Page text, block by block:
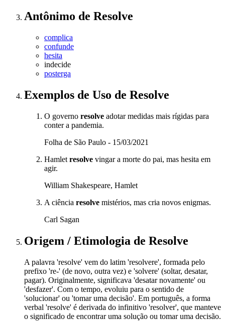
Antônimo de Resolve
complica
confunde
hesita
indecide
posterga
Exemplos de Uso de Resolve
O governo resolve adotar medidas mais rígidas para
conter a pandemia.
Folha de São Paulo - 15/03/2021
Hamlet resolve vingar a morte do pai, mas hesita em
agir.
William Shakespeare, Hamlet
A ciência resolve mistérios, mas cria novos enigmas.
Carl Sagan
Origem / Etimologia de Resolve
A palavra 'resolve' vem do latim 'resolvere', formada pelo
prefixo 're-' (de novo, outra vez) e 'solvere' (soltar, desatar,
pagar). Originalmente, significava 'desatar novamente' ou
'desfazer'. Com o tempo, evoluiu para o sentido de
'solucionar' ou 'tomar uma decisão'. Em português, a forma
verbal 'resolve' é derivada do infinitivo 'resolver', que manteve
o significado de encontrar uma solução ou tomar uma decisão.